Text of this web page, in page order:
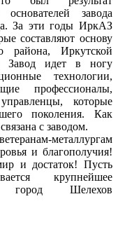
завода
За эти годы ИркАЗ
составляют основу
района, Иркутской
Завод идет в ногу
технологии,
профессионалы,
которые
поколения. Как
с заводом.
металлургам
и благополучия!
и достаток! Пусть
крупнейшее
город Шелехов